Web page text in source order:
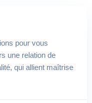
pour vous
une relation de
qui allient maîtrise